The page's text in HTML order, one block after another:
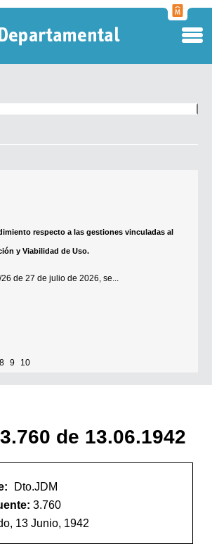
respecto a las gestiones vinculadas al
y Viabilidad de Uso.
26 de 27 de julio de 2026, se...
8 9 10
de 13.06.1942
Dto.JDM
3.760
13 Junio, 1942